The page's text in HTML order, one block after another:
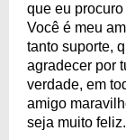
que eu
Você é meu
tanto suporte,
agradecer por
verdade, em
amigo
seja muito feliz.